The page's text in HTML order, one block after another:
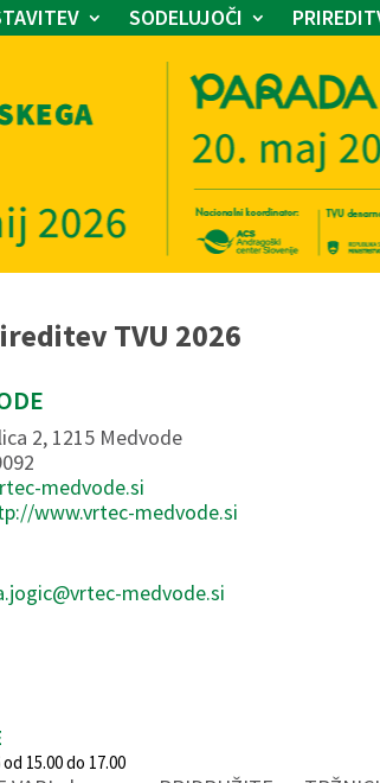
SODELUJOČI
TVU 2026
2, 1215 Medvode
medvode.si
www.vrtec-medvode.si
medvode.si
15.00 do 17.00